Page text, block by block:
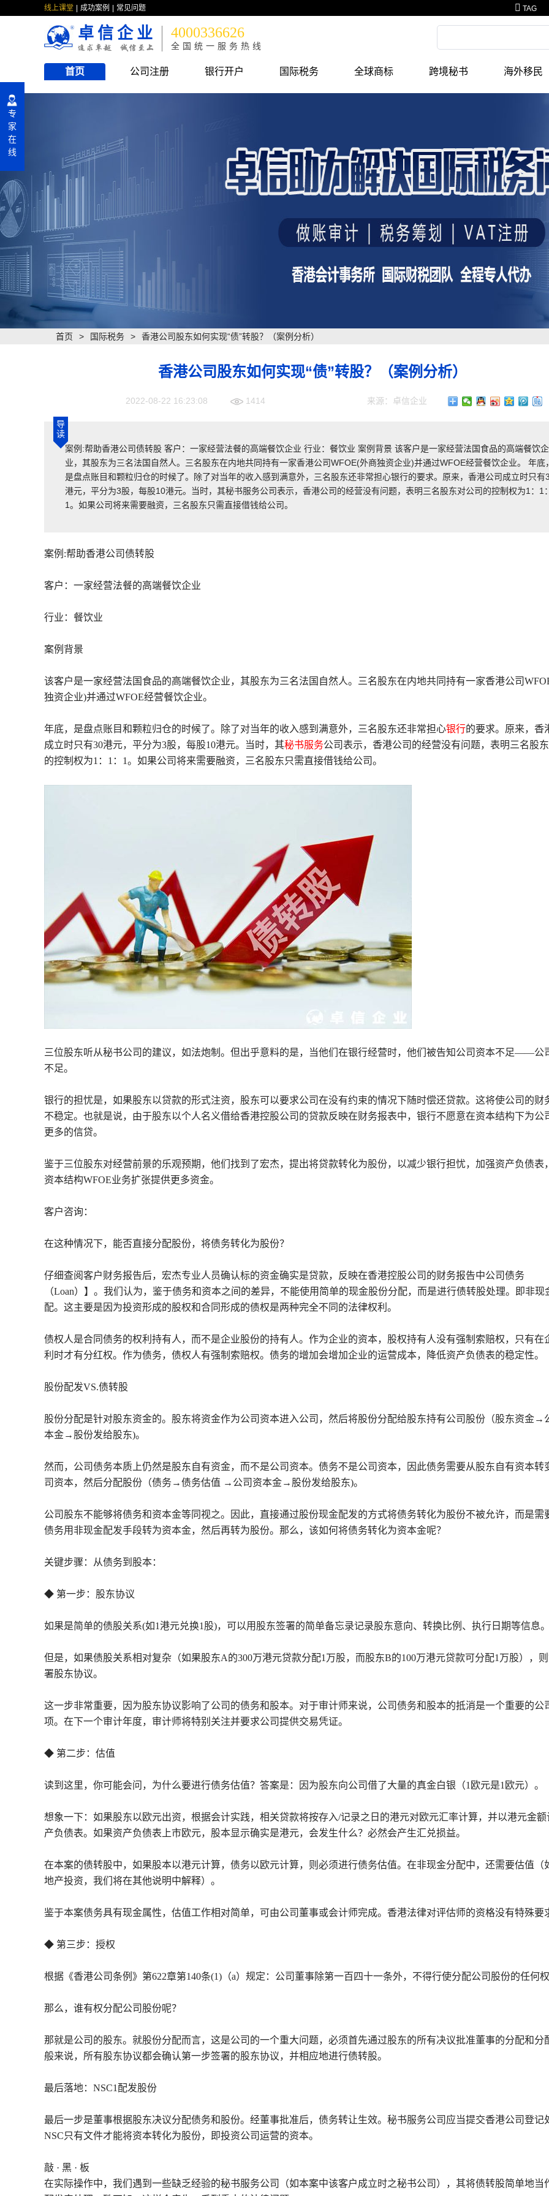
线上课堂 成功案例 常见问题 TAG
卓信企业 4000336626
全国统一服务热线
首页 公司注册 银行开户 国际税务 全球商标 跨境秘书 海外移民
首页 > 国际税务 > 香港公司股东如何实现“债”转股？（案例分析）
香港公司股东如何实现“债”转股？（案例分析）
2022-08-22 16:23:08 1414 来源：卓信企业
导
读
案例:帮助香港公司债转股 客户：一家经营法餐的高端餐饮企业 行业：餐饮业 案例背景 该客户是一家经营法国食品的高端餐饮企
业，其股东为三名法国自然人。三名股东在内地共同持有一家香港公司WFOE(外商独资企业)并通过WFOE经营餐饮企业。 年底，
是盘点账目和颗粒归仓的时候了。除了对当年的收入感到满意外，三名股东还非常担心银行的要求。原来，香港公司成立时只有
港元，平分为3股，每股10港元。当时，其秘书服务公司表示，香港公司的经营没有问题，表明三名股东对公司的控制权为1：1：
1。如果公司将来需要融资，三名股东只需直接借钱给公司。
案例:帮助香港公司债转股
客户：一家经营法餐的高端餐饮企业
行业：餐饮业
案例背景
该客户是一家经营法国食品的高端餐饮企业，其股东为三名法国自然人。三名股东在内地共同持有一家香港公司
独资企业)并通过WFOE经营餐饮企业。
年底，是盘点账目和颗粒归仓的时候了。除了对当年的收入感到满意外，三名股东还非常担心银行的要求。原来，香
成立时只有30港元，平分为3股，每股10港元。当时，其秘书服务公司表示，香港公司的经营没有问题，表明三名股
的控制权为1：1：1。如果公司将来需要融资，三名股东只需直接借钱给公司。
三位股东听从秘书公司的建议，如法炮制。但出乎意料的是，当他们在银行经营时，他们被告知公司资本不足——公
不足。
银行的担忧是，如果股东以贷款的形式注资，股东可以要求公司在没有约束的情况下随时偿还贷款。这将使公司的财
不稳定。也就是说，由于股东以个人名义借给香港控股公司的贷款反映在财务报表中，银行不愿意在资本结构下为公
更多的信贷。
鉴于三位股东对经营前景的乐观预期，他们找到了宏杰，提出将贷款转化为股份，以减少银行担忧，加强资产负债表
资本结构WFOE业务扩张提供更多资金。
客户咨询：
在这种情况下，能否直接分配股份，将债务转化为股份？
仔细查阅客户财务报告后，宏杰专业人员确认标的资金确实是贷款，反映在香港控股公司的财务报告中公司债务
（Loan）】。我们认为，鉴于债务和资本之间的差异，不能使用简单的现金股份分配，而是进行债转股处理。即非现
配。这主要是因为投资形成的股权和合同形成的债权是两种完全不同的法律权利。
债权人是合同债务的权利持有人，而不是企业股份的持有人。作为企业的资本，股权持有人没有强制索赔权，只有在
利时才有分红权。作为债务，债权人有强制索赔权。债务的增加会增加企业的运营成本，降低资产负债表的稳定性。
股份配发VS.债转股
股份分配是针对股东资金的。股东将资金作为公司资本进入公司，然后将股份分配给股东持有公司股份（股东资金→
本金→股份发给股东)。
然而，公司债务本质上仍然是股东自有资金，而不是公司资本。债务不是公司资本，因此债务需要从股东自有资本转
司资本，然后分配股份（债务→债务估值 →公司资本金→股份发给股东)。
公司股东不能够将债务和资本金等同视之。因此，直接通过股份现金配发的方式将债务转化为股份不被允许，而是需
债务用非现金配发手段转为资本金，然后再转为股份。那么，该如何将债务转化为资本金呢？
关键步骤：从债务到股本：
◆ 第一步：股东协议
如果是简单的债股关系(如1港元兑换1股)，可以用股东签署的简单备忘录记录股东意向、转换比例、执行日期等信息。
但是，如果债股关系相对复杂（如果股东A的300万港元贷款分配1万股，而股东B的100万港元贷款可分配1万股），
署股东协议。
这一步非常重要，因为股东协议影响了公司的债务和股本。对于审计师来说，公司债务和股本的抵消是一个重要的公
项。在下一个审计年度，审计师将特别关注并要求公司提供交易凭证。
◆ 第二步：估值
读到这里，你可能会问，为什么要进行债务估值？答案是：因为股东向公司借了大量的真金白银（1欧元是1欧元）。
想象一下：如果股东以欧元出资，根据会计实践，相关贷款将按存入/记录之日的港元对欧元汇率计算，并以港元金额
产负债表。如果资产负债表上市欧元，股本显示确实是港元，会发生什么？必然会产生汇兑损益。
在本案的债转股中，如果股本以港元计算，债务以欧元计算，则必须进行债务估值。在非现金分配中，还需要估值（
地产投资，我们将在其他说明中解释）。
鉴于本案债务具有现金属性，估值工作相对简单，可由公司董事或会计师完成。香港法律对评估师的资格没有特殊要
◆ 第三步：授权
根据《香港公司条例》第622章第140条(1)（a）规定：公司董事除第一百四十一条外，不得行使分配公司股份的任何权
那么，谁有权分配公司股份呢？
那就是公司的股东。就股份分配而言，这是公司的一个重大问题，必须首先通过股东的所有决议批准董事的分配和分
般来说，所有股东协议都会确认第一步签署的股东协议，并相应地进行债转股。
最后落地：NSC1配发股份
最后一步是董事根据股东决议分配债务和股份。经董事批准后，债务转让生效。秘书服务公司应当提交香港公司登记
NSC只有文件才能将资本转化为股份，即投资公司运营的资本。
敲 · 黑 · 板
在实际操作中，我们遇到一些缺乏经验的秘书服务公司（如本案中该客户成立时之秘书公司），其将债转股简单地当
专
家
在
线